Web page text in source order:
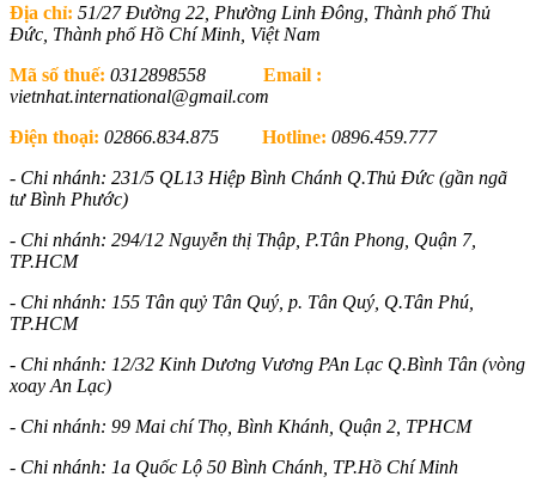
Địa chỉ: 51/27 Đường 22, Phường Linh Đông, Thành phố Thủ
Đức, Thành phố Hồ Chí Minh, Việt Nam
Mã số thuế: 0312898558
Email :
vietnhat.international@gmail.com
Điện thoại: 02866.834.875 Hotline: 0896.459.777
- Chi nhánh: 231/5 QL13 Hiệp Bình Chánh Q.Thủ Đức (gần ngã
tư Bình Phước)
- Chi nhánh: 294/12 Nguyễn thị Thập, P.Tân Phong, Quận 7,
TP.HCM
- Chi nhánh: 155 Tân quỷ Tân Quý, p. Tân Quý, Q.Tân Phú,
TP.HCM
- Chi nhánh: 12/32 Kinh Dương Vương PAn Lạc Q.Bình Tân (vòng
xoay An Lạc)
- Chi nhánh: 99 Mai chí Thọ, Bình Khánh, Quận 2, TPHCM
- Chi nhánh: 1a Quốc Lộ 50 Bình Chánh, TP.Hồ Chí Minh